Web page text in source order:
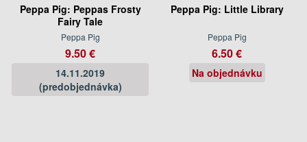
Peppa Pig: Peppas Frosty
Fairy Tale
Peppa Pig
9.50 €
14.11.2019
(predobjednávka)
Peppa Pig: Little Library
Peppa Pig
6.50 €
Na objednávku